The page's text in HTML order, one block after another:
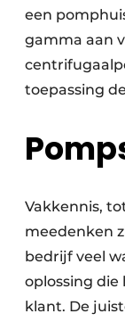
een
gamma aan
toepassing
Vakkennis,
meedenken
bedrijf veel
oplossing die
klant. De